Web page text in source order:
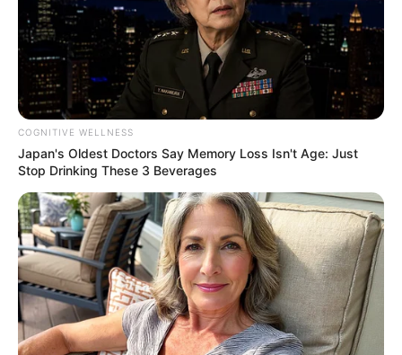
COGNITIVE WELLNESS
Japan's Oldest Doctors Say Memory Loss Isn't Age: Just
Stop Drinking These 3 Beverages